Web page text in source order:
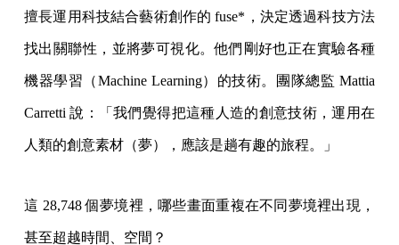
擅長運用科技結合藝術創作的 fuse*，決定透過科技方法
找出關聯性，並將夢可視化。他們剛好也正在實驗各種
機器學習（Machine Learning）的技術。團隊總監 Mattia
Carretti 說：「我們覺得把這種人造的創意技術，運用在
人類的創意素材（夢），應該是趟有趣的旅程。」
這 28,748 個夢境裡，哪些畫面重複在不同夢境裡出現，
甚至超越時間、空間？